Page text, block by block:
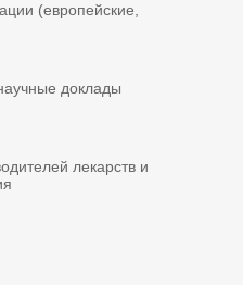
(европейские,
доклады
лекарств и